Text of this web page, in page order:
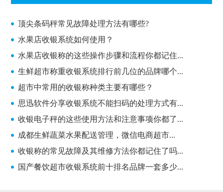
顶尖条码秤常见故障处理方法有哪些?
顶尖条码秤常见故障处理方法有哪些?
水果店收银系统如何使用？
水果店收银称的这些操作步骤和流程你都记住...
生鲜超市称重收银系统排行前几位的品牌哪个...
超市中常用的收银称种类主要有哪些？
思迅软件分享收银系统不能扫码的处理方式有...
收银电子秤的这些使用方法和注意事项你都了...
成都生鲜蔬菜水果配送管理，微信电商超市...
收银称的常见故障及其维修方法你都记住了吗...
国产餐饮超市收银系统前十排名品牌一套多少...